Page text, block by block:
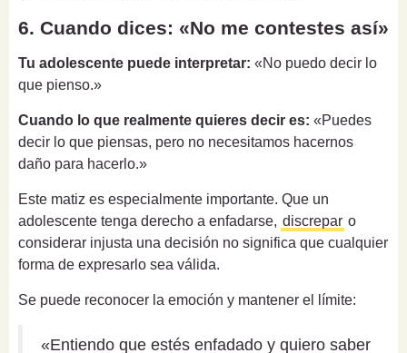
6. Cuando dices: «No me contestes así»
Tu adolescente puede interpretar: «No puedo decir lo
que pienso.»
Cuando lo que realmente quieres decir es: «Puedes
decir lo que piensas, pero no necesitamos hacernos
daño para hacerlo.»
Este matiz es especialmente importante. Que un
adolescente tenga derecho a enfadarse, discrepar o
considerar injusta una decisión no significa que cualquier
forma de expresarlo sea válida.
Se puede reconocer la emoción y mantener el límite:
«Entiendo que estés enfadado y quiero saber